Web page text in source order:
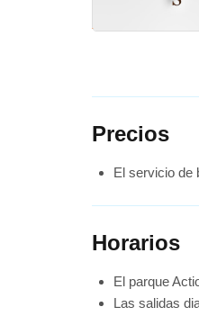
Precios
El servicio de
Horarios
El parque
Las salidas